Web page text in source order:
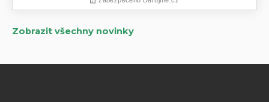
Zobrazit všechny novinky